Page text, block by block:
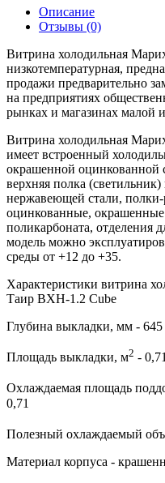
Описание
Отзывы (0)
Витрина холодильная
низкотемпературная,
продажи предварительно
на предприятиях
рынках и магазинах малой
Витрина холодильная
имеет встроенный
окрашенной оцинкованной
верхняя полка
нержавеющей стали,
оцинкованные,
поликарбоната, отделения
модель можно
среды от +12 до +35.
Характеристики витрина
Таир ВХН-1.2 Cube
Глубина выкладки, мм - 645
Площадь выкладки, м2 - 0,71
Охлаждаемая площадь
0,71
Полезный охлаждаемый
Материал корпуса -